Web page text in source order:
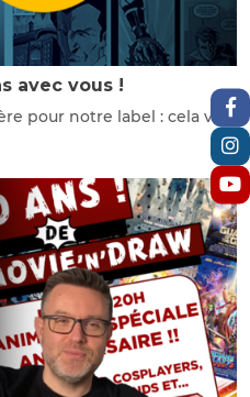
avec vous !
pour notre label : cela va